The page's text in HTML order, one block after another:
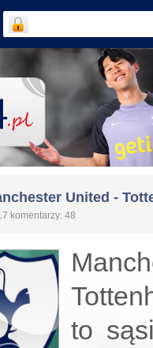
United -
komentarzy: 48
to